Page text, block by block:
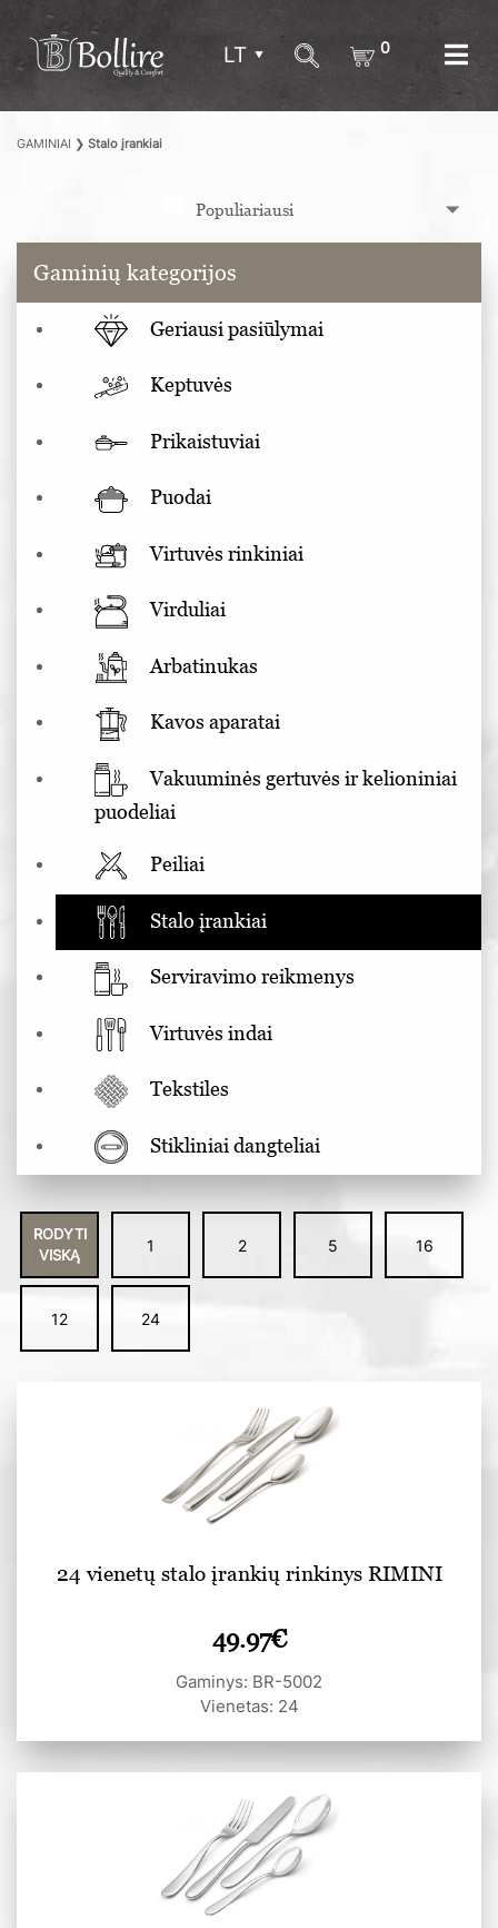
LT 0
GAMINIAI ❯ Stalo įrankiai
Gaminių kategorijos
Geriausi pasiūlymai
Keptuvės
Prikaistuviai
Puodai
Virtuvės rinkiniai
Virduliai
Arbatinukas
Kavos aparatai
Vakuuminės gertuvės ir kelioniniai
puodeliai
Peiliai
Stalo įrankiai
Serviravimo reikmenys
Virtuvės indai
Tekstiles
Stikliniai dangteliai
RODYTI
VISKĄ
1 2 5 16
12 24
24 vienetų stalo įrankių rinkinys RIMINI
49.97€
Gaminys: BR-5002
Vienetas: 24